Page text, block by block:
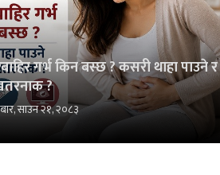
गर्भ किन बस्छ ? कसरी थाहा पाउने र
?
साउन २१, २०८३